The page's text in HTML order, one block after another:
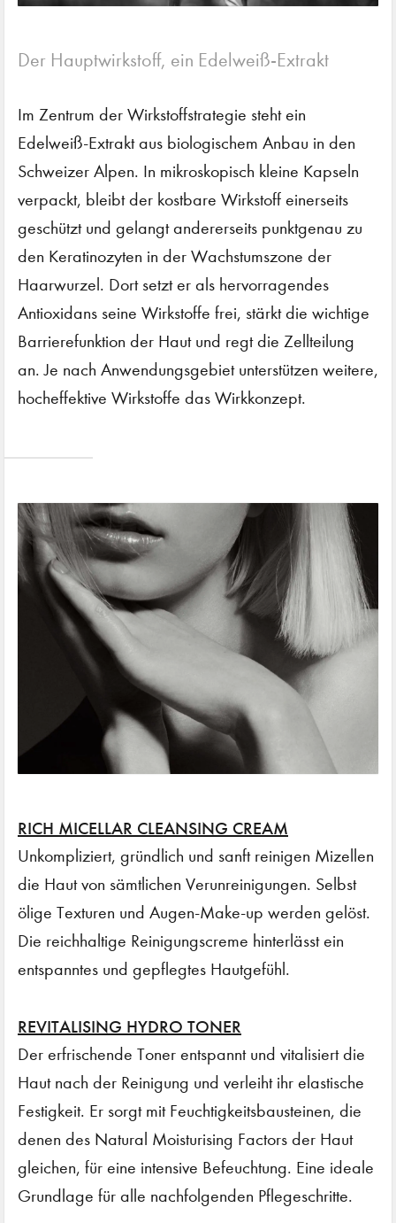
Der Hauptwirkstoff, ein Edelweiß-Extrakt
Im Zentrum der Wirkstoffstrategie steht ein
Edelweiß-Extrakt aus biologischem Anbau in den
Schweizer Alpen. In mikroskopisch kleine Kapseln
verpackt, bleibt der kostbare Wirkstoff einerseits
geschützt und gelangt andererseits punktgenau zu
den Keratinozyten in der Wachstumszone der
Haarwurzel. Dort setzt er als hervorragendes
Antioxidans seine Wirkstoffe frei, stärkt die wichtige
Barrierefunktion der Haut und regt die Zellteilung
an. Je nach Anwendungsgebiet unterstützen weitere,
hocheffektive Wirkstoffe das Wirkkonzept.
RICH MICELLAR CLEANSING CREAM
Unkompliziert, gründlich und sanft reinigen Mizellen
die Haut von sämtlichen Verunreinigungen. Selbst
ölige Texturen und Augen-Make-up werden gelöst.
Die reichhaltige Reinigungscreme hinterlässt ein
entspanntes und gepflegtes Hautgefühl.
REVITALISING HYDRO TONER
Der erfrischende Toner entspannt und vitalisiert die
Haut nach der Reinigung und verleiht ihr elastische
Festigkeit. Er sorgt mit Feuchtigkeitsbausteinen, die
denen des Natural Moisturising Factors der Haut
gleichen, für eine intensive Befeuchtung. Eine ideale
Grundlage für alle nachfolgenden Pflegeschritte.